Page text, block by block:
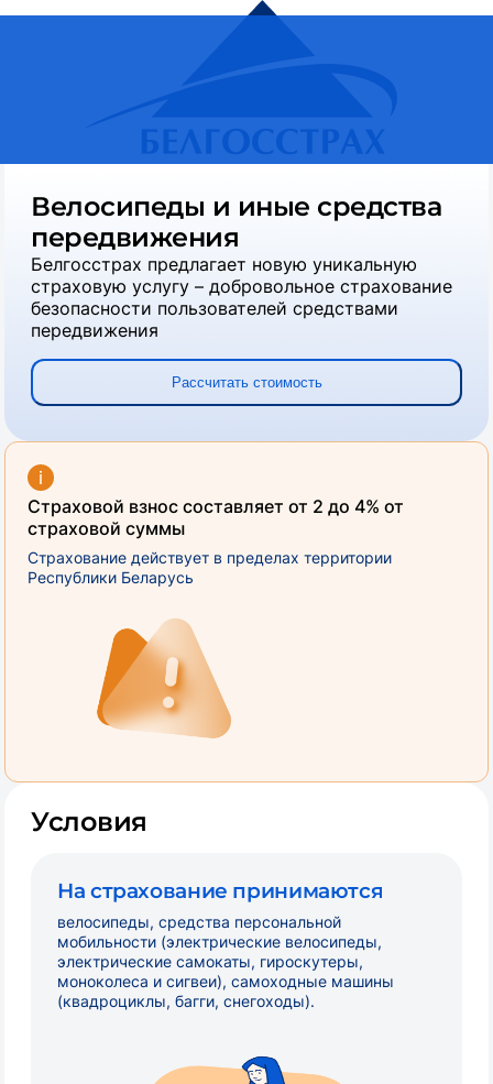
Белгосстрах, страховая компания
Страховые
услуги для частных лиц
Велосипеды и иные средства
передвижения
Белгосстрах предлагает новую уникальную
страховую услугу – добровольное страхование
безопасности пользователей средствами
передвижения
Рассчитать стоимость
Страховой взнос составляет от 2 до 4% от
страховой суммы
Страхование действует в пределах территории
Республики Беларусь
Условия
На страхование принимаются
велосипеды, средства персональной
мобильности (электрические велосипеды,
электрические самокаты, гироскутеры,
моноколеса и сигвеи), самоходные машины
(квадроциклы, багги, снегоходы).